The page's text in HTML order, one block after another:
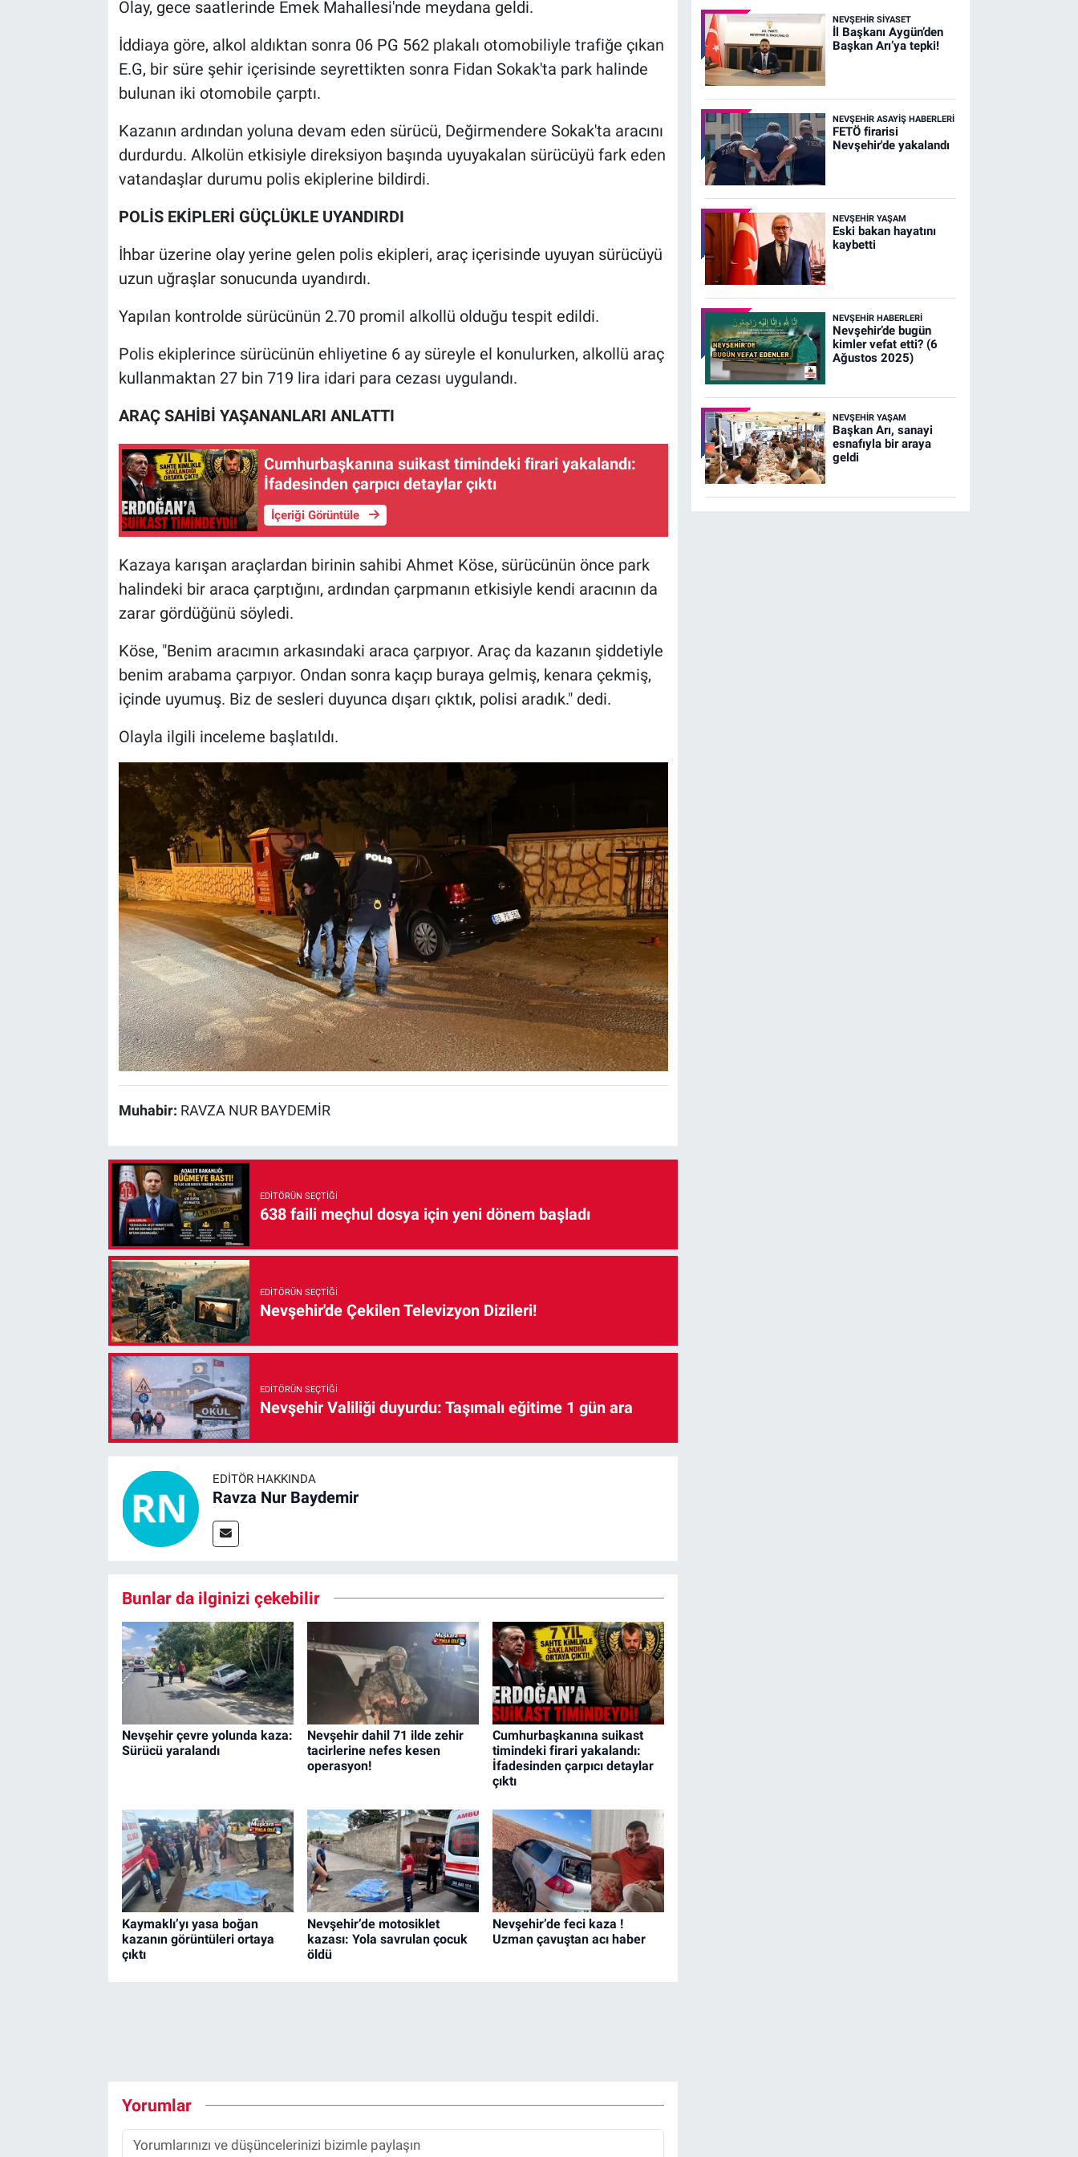
Olay, gece saatlerinde Emek Mahallesi'nde meydana geldi.
İddiaya göre, alkol aldıktan sonra 06 PG 562 plakalı otomobiliyle trafiğe çıkan
E.G, bir süre şehir içerisinde seyrettikten sonra Fidan Sokak'ta park halinde
bulunan iki otomobile çarptı.
Kazanın ardından yoluna devam eden sürücü, Değirmendere Sokak'ta aracını
durdurdu. Alkolün etkisiyle direksiyon başında uyuyakalan sürücüyü fark eden
vatandaşlar durumu polis ekiplerine bildirdi.
POLİS EKİPLERİ GÜÇLÜKLE UYANDIRDI
İhbar üzerine olay yerine gelen polis ekipleri, araç içerisinde uyuyan sürücüyü
uzun uğraşlar sonucunda uyandırdı.
Yapılan kontrolde sürücünün 2.70 promil alkollü olduğu tespit edildi.
Polis ekiplerince sürücünün ehliyetine 6 ay süreyle el konulurken, alkollü araç
kullanmaktan 27 bin 719 lira idari para cezası uygulandı.
ARAÇ SAHİBİ YAŞANANLARI ANLATTI
Cumhurbaşkanına suikast timindeki firari yakalandı:
İfadesinden çarpıcı detaylar çıktı
İçeriği Görüntüle
Kazaya karışan araçlardan birinin sahibi Ahmet Köse, sürücünün önce park
halindeki bir araca çarptığını, ardından çarpmanın etkisiyle kendi aracının da
zarar gördüğünü söyledi.
Köse, "Benim aracımın arkasındaki araca çarpıyor. Araç da kazanın şiddetiyle
benim arabama çarpıyor. Ondan sonra kaçıp buraya gelmiş, kenara çekmiş,
içinde uyumuş. Biz de sesleri duyunca dışarı çıktık, polisi aradık." dedi.
Olayla ilgili inceleme başlatıldı.
Muhabir: RAVZA NUR BAYDEMİR
EDITÖRÜN SEÇTIĞI
638 faili meçhul dosya için yeni dönem başladı
EDITÖRÜN SEÇTIĞI
Nevşehir'de Çekilen Televizyon Dizileri!
EDITÖRÜN SEÇTIĞI
Nevşehir Valiliği duyurdu: Taşımalı eğitime 1 gün ara
EDITÖR HAKKINDA
Ravza Nur Baydemir
Bunlar da ilginizi çekebilir
Nevşehir çevre yolunda kaza:
Sürücü yaralandı
Nevşehir dahil 71 ilde zehir
tacirlerine nefes kesen
operasyon!
Cumhurbaşkanına suikast
timindeki firari yakalandı:
İfadesinden çarpıcı detaylar
çıktı
Kaymaklı’yı yasa boğan
kazanın görüntüleri ortaya
çıktı
Nevşehir’de motosiklet
kazası: Yola savrulan çocuk
öldü
Nevşehir’de feci kaza !
Uzman çavuştan acı haber
Yorumlar
NEVŞEHIR SIYASET
İl Başkanı Aygün’den
Başkan Arı’ya tepki!
NEVŞEHIR ASAYIŞ HABERLERI
FETÖ firarisi
Nevşehir'de yakalandı
NEVŞEHIR YAŞAM
Eski bakan hayatını
kaybetti
NEVŞEHIR HABERLERI
Nevşehir’de bugün
kimler vefat etti? (6
Ağustos 2025)
NEVŞEHIR YAŞAM
Başkan Arı, sanayi
esnafıyla bir araya
geldi